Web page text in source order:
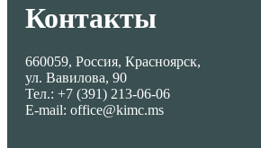
Контакты
660059, Россия, Красноярск,
ул. Вавилова, 90
Тел.: +7 (391) 213-06-06
E-mail: office@kimc.ms